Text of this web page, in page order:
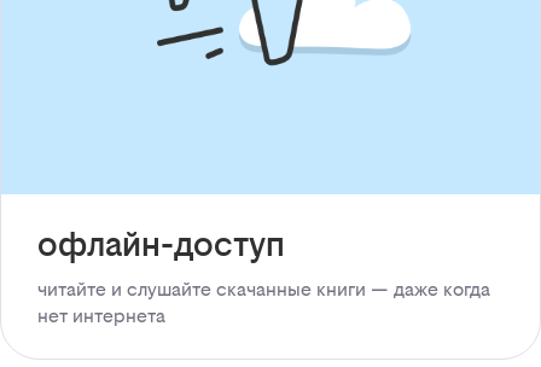
офлайн-доступ
читайте и слушайте скачанные книги — даже когда
нет интернета